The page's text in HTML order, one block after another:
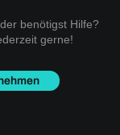
benötigst Hilfe?
gerne!